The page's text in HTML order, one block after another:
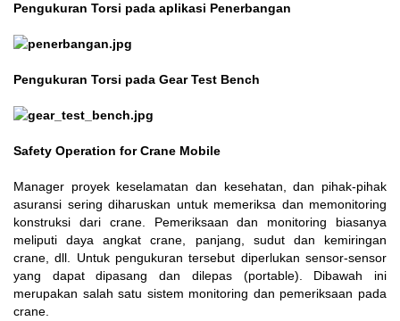
Pengukuran Torsi pada aplikasi Penerbangan
Pengukuran Torsi pada Gear Test Bench
Safety Operation for Crane Mobile
Manager proyek keselamatan dan kesehatan, dan pihak-pihak
asuransi sering diharuskan untuk memeriksa dan memonitoring
konstruksi dari crane. Pemeriksaan dan monitoring biasanya
meliputi daya angkat crane, panjang, sudut dan kemiringan
crane, dll. Untuk pengukuran tersebut diperlukan sensor-sensor
yang dapat dipasang dan dilepas (portable). Dibawah ini
merupakan salah satu sistem monitoring dan pemeriksaan pada
crane.